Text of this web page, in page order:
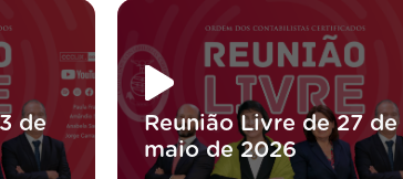
de
Reunião Livre de 27 de
maio de 2026